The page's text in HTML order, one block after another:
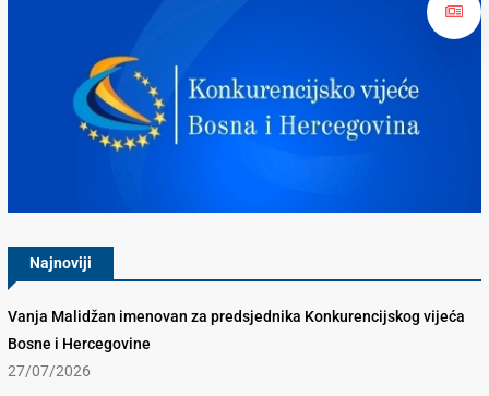
Najnoviji
Vanja Malidžan imenovan za predsjednika Konkurencijskog vijeća
Bosne i Hercegovine
27/07/2026